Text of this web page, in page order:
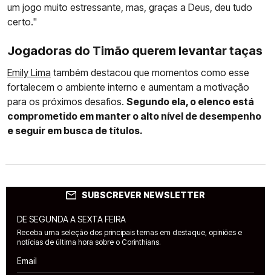
um jogo muito estressante, mas, graças a Deus, deu tudo
certo."
Jogadoras do Timão querem levantar taças
Emily Lima também destacou que momentos como esse
fortalecem o ambiente interno e aumentam a motivação
para os próximos desafios. Segundo ela, o elenco está
comprometido em manter o alto nível de desempenho
e seguir em busca de títulos.
SUBSCREVER NEWSLETTER
DE SEGUNDA A SEXTA FEIRA
Receba uma seleção dos principais temas em destaque, opiniões e
notícias de última hora sobre o Corinthians.
Email